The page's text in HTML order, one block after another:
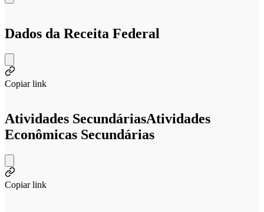
Dados da Receita Federal
Copiar link
Atividades SecundáriasAtividades
Econômicas Secundárias
Copiar link